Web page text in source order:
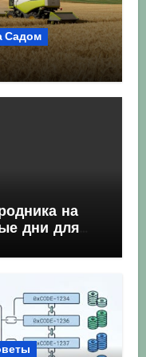
Садом
2026:
на
дни для